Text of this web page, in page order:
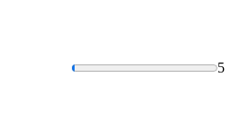
5